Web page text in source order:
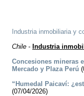
Industria inmobiliaria y
Chile - Industria
Concesiones mineras
Mercado y Plaza Perú
“Humedal Paicaví:
(07/04/2026)